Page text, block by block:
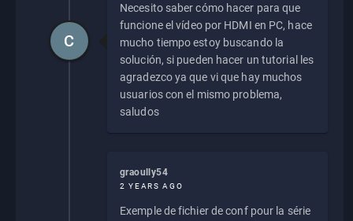
Necesito saber cómo hacer para que
funcione el vídeo por HDMI en PC, hace
mucho tiempo estoy buscando la
solución, si pueden hacer un tutorial les
agradezco ya que vi que hay muchos
usuarios con el mismo problema,
saludos
C
graoully54
2 YEARS AGO
Exemple de fichier de conf pour la série